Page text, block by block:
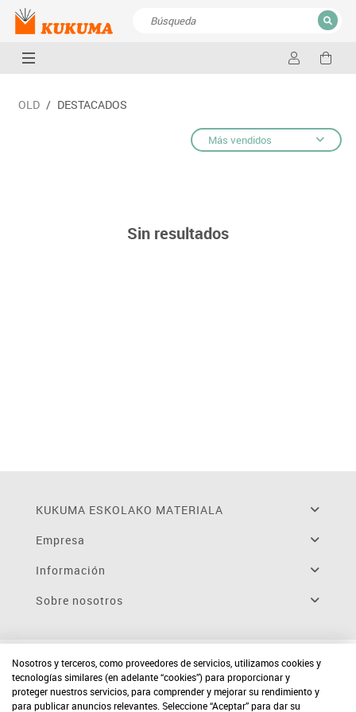
CERRAR
OLD / DESTACADOS
Más vendidos
Sin resultados
KUKUMA ESKOLAKO MATERIALA
Empresa
Información
Sobre nosotros
Nosotros y terceros, como proveedores de servicios, utilizamos cookies y
tecnologías similares (en adelante “cookies”) para proporcionar y
proteger nuestros servicios, para comprender y mejorar su rendimiento y
para publicar anuncios relevantes. Seleccione “Aceptar” para dar su